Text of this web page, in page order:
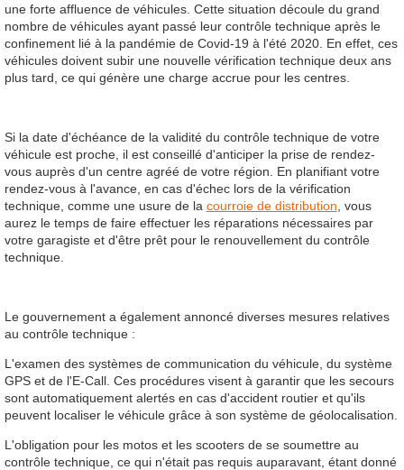
une forte affluence de véhicules. Cette situation découle du grand
nombre de véhicules ayant passé leur contrôle technique après le
confinement lié à la pandémie de Covid-19 à l'été 2020. En effet, ces
véhicules doivent subir une nouvelle vérification technique deux ans
plus tard, ce qui génère une charge accrue pour les centres.
Si la date d'échéance de la validité du contrôle technique de votre
véhicule est proche, il est conseillé d'anticiper la prise de rendez-
vous auprès d'un centre agréé de votre région. En planifiant votre
rendez-vous à l'avance, en cas d'échec lors de la vérification
technique, comme une usure de la courroie de distribution , vous
aurez le temps de faire effectuer les réparations nécessaires par
votre garagiste et d'être prêt pour le renouvellement du contrôle
technique.
Le gouvernement a également annoncé diverses mesures relatives
au contrôle technique :
L'examen des systèmes de communication du véhicule, du système
GPS et de l'E-Call. Ces procédures visent à garantir que les secours
sont automatiquement alertés en cas d'accident routier et qu'ils
peuvent localiser le véhicule grâce à son système de géolocalisation.
L'obligation pour les motos et les scooters de se soumettre au
contrôle technique, ce qui n'était pas requis auparavant, étant donné